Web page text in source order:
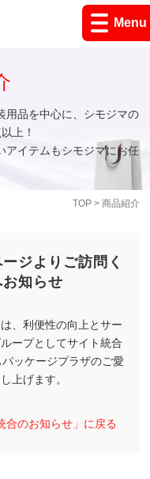
Menu
TOP> 商品紹介
用品を中心に、シモジマの
上！
アイテムもシモジマにお任
ジよりご訪問く
知らせ
、利便性の向上とサー
ープとしてサイト統合
ッケージプラザのご愛
上げます。
合のお知らせ」に戻る